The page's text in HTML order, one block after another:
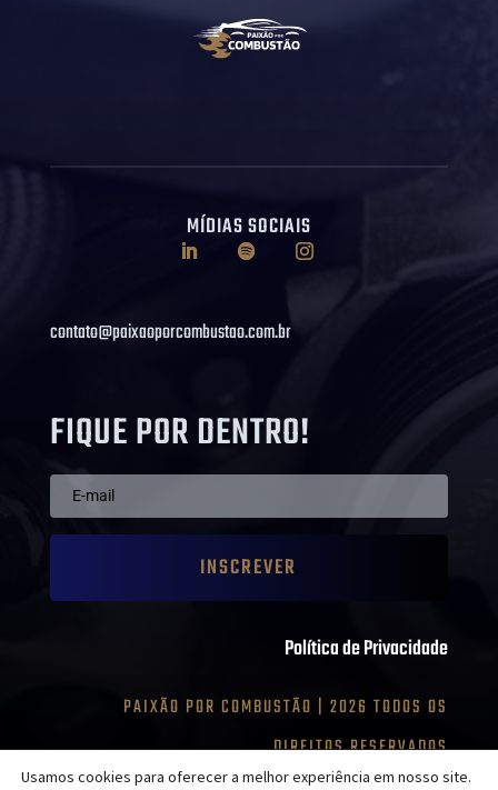
MÍDIAS SOCIAIS
contato@paixaoporcombustao.com.br
FIQUE POR DENTRO!
INSCREVER
Política de Privacidade
PAIXÃO POR COMBUSTÃO | 2026 TODOS OS
DIREITOS RESERVADOS
Usamos cookies para oferecer a melhor experiência em nosso site.